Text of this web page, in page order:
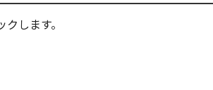
します。